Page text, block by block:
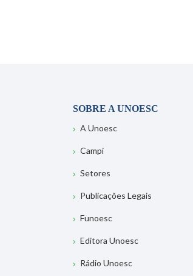
SOBRE A UNOESC
A Unoesc
Campi
Setores
Publicações Legais
Funoesc
Editora Unoesc
Rádio Unoesc